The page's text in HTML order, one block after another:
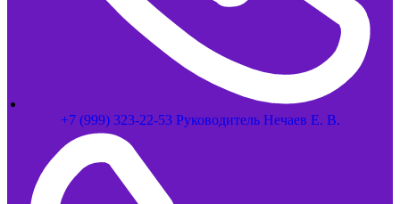
+7 (999) 323-22-53 Руководитель Нечаев Е. В.